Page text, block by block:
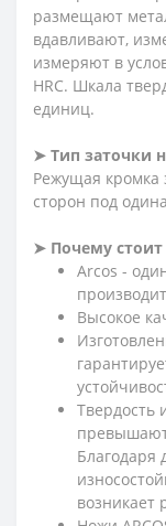
размещают
вдавливают,
измеряют в
HRC. Шкала
единиц.
➤ Тип заточки
Режущая кромка
сторон под
➤ Почему
Arcos -
Высокое
Твердость
Благодаря
возникает